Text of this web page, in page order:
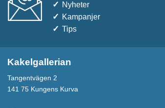
Nyheter
Kampanjer
Tips
Kakelgallerian
Tangentvägen 2
141 75 Kungens Kurva